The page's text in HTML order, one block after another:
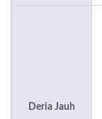
Deria Jauh